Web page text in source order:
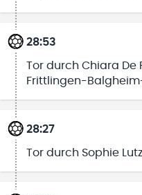
28:53
Tor durch Chiara De
Frittlingen-
28:27
Tor durch Sophie